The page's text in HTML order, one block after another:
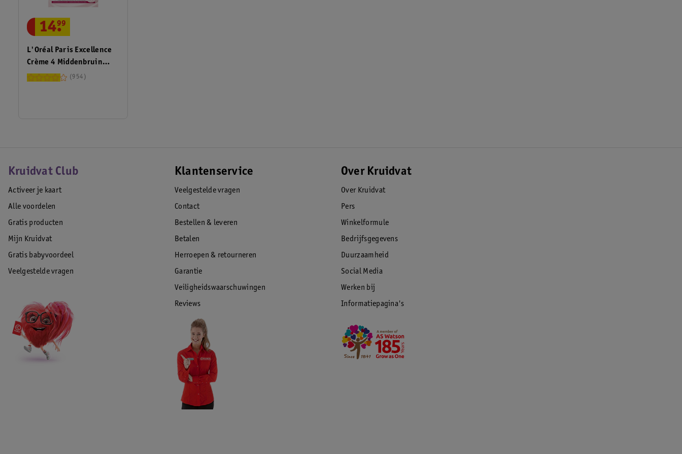
L'Oréal Paris Excellence
Crème 4 Middenbruin
Permanente Haarverf
14.
99
954
Kruidvat Club
Activeer je kaart
Alle voordelen
Gratis producten
Mijn Kruidvat
Gratis babyvoordeel
Veelgestelde vragen
Klantenservice
Veelgestelde vragen
Contact
Bestellen & leveren
Betalen
Herroepen & retourneren
Garantie
Veiligheidswaarschuwingen
Reviews
Over Kruidvat
Over Kruidvat
Pers
Winkelformule
Bedrijfsgegevens
Duurzaamheid
Social Media
Werken bij
Informatiepagina's